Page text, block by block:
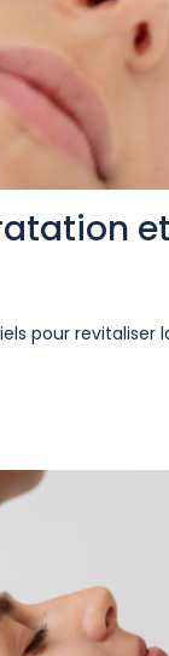
pour revitaliser